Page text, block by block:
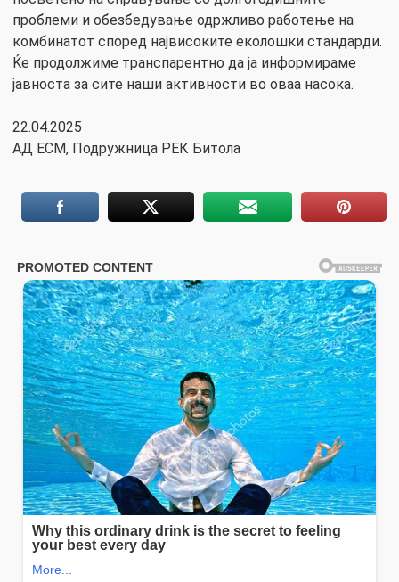
проблеми и обезбедување одржливо работење на
комбинатот според највисоките еколошки стандарди.
Ќе продолжиме транспарентно да ја информираме
јавноста за сите наши активности во оваа насока.
22.04.2025
АД ЕСМ, Подружница РЕК Битола